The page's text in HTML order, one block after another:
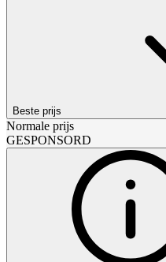
Beste prijs
Normale prijs
GESPONSORD